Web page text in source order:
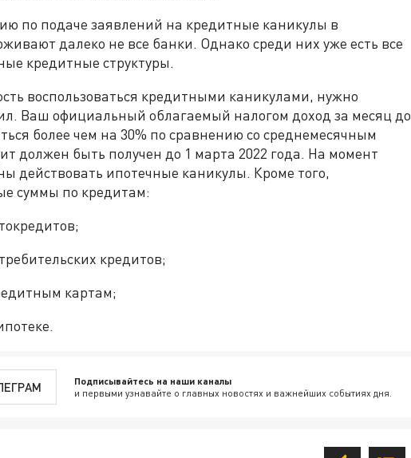
по подаче заявлений на кредитные каникулы в
далеко не все банки. Однако среди них уже есть все
кредитные структуры.
воспользоваться кредитными каникулами, нужно
Ваш официальный облагаемый налогом доход за месяц до
более чем на 30% по сравнению со среднемесячным
должен быть получен до 1 марта 2022 года. На момент
действовать ипотечные каникулы. Кроме того,
суммы по кредитам:
кредитов;
картам;
Подписывайтесь на наши каналы
и первыми узнавайте о главных новостях и важнейших событиях дня.